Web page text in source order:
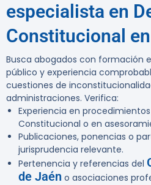
especialista en
Constitucional
Busca abogados con formación
público y experiencia
cuestiones de
administraciones. Verifica:
Experiencia en
Constitucional o en
Publicaciones, ponencias o
jurisprudencia relevante.
Pertenencia y referencias del
de Jaén o asociaciones